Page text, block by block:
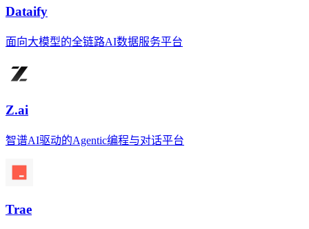
Dataify
面向大模型的全链路AI数据服务平台
Z.ai
智谱AI驱动的Agentic编程与对话平台
Trae